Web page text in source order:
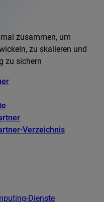
zusammen, um
zu skalieren und
zu sichern
Verzeichnis
Dienste